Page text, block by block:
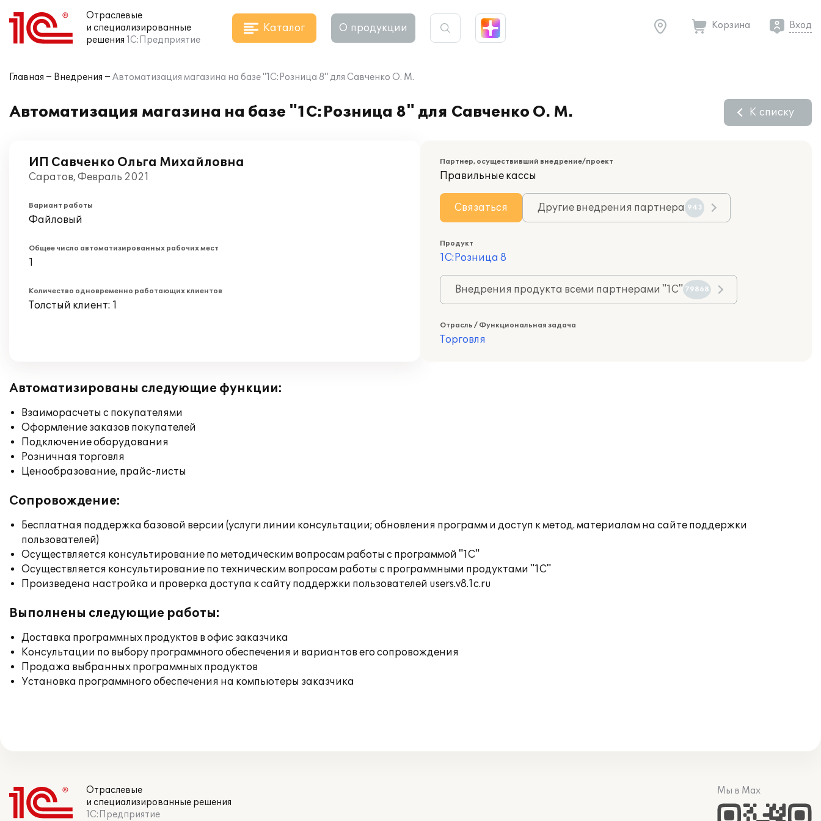
Отраслевые
и специализированные
решения 1С:Предприятие
Каталог О продукции Корзина Вход
Главная Внедрения Автоматизация магазина на базе "1С:Розница 8" для Савченко О. М.
Автоматизация магазина на базе "1С:Розница 8" для Савченко О. М. К списку
ИП Савченко Ольга Михайловна
Саратов, Февраль 2021
Вариант работы
Файловый
Общее число автоматизированных рабочих мест
1
Количество одновременно работающих клиентов
Толстый клиент: 1
Партнер, осуществивший внедрение/проект
Правильные кассы
Связаться Другие внедрения партнера 943
Продукт
1С:Розница 8
Внедрения продукта всеми партнерами "1С" 79868
Отрасль / Функциональная задача
Торговля
Автоматизированы следующие функции:
Взаиморасчеты с покупателями
Оформление заказов покупателей
Подключение оборудования
Розничная торговля
Ценообразование, прайс-листы
Сопровождение:
Бесплатная поддержка базовой версии (услуги линии консультации; обновления программ и доступ к метод. материалам на сайте поддержки
пользователей)
Осуществляется консультирование по методическим вопросам работы с программой "1С"
Осуществляется консультирование по техническим вопросам работы с программными продуктами "1С"
Произведена настройка и проверка доступа к сайту поддержки пользователей users.v8.1c.ru
Выполнены следующие работы:
Доставка программных продуктов в офис заказчика
Консультации по выбору программного обеспечения и вариантов его сопровождения
Продажа выбранных программных продуктов
Установка программного обеспечения на компьютеры заказчика
Отраслевые
и специализированные решения
1С:Предприятие
Мы в Max